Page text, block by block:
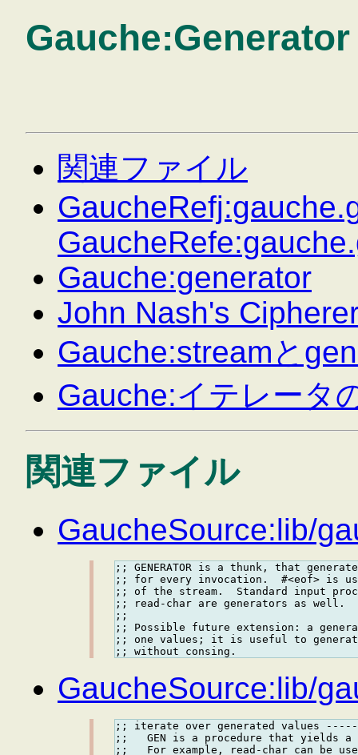
Gauche:Generator
関連ファイル
Gauche:generator
John Nash's
Gauche:streamと
Gauche:イテレータ
関連ファイル
GaucheSource:lib/
;; GENERATOR is a thunk, that
;; for every invocation.  #<eof> is
;; of the stream.  Standard input
;; read-char are generators as well.
;;
;; Possible future extension: a
;; one values; it is useful to
GaucheSource:lib/
;; iterate over generated
;;   GEN is a procedure that yields a